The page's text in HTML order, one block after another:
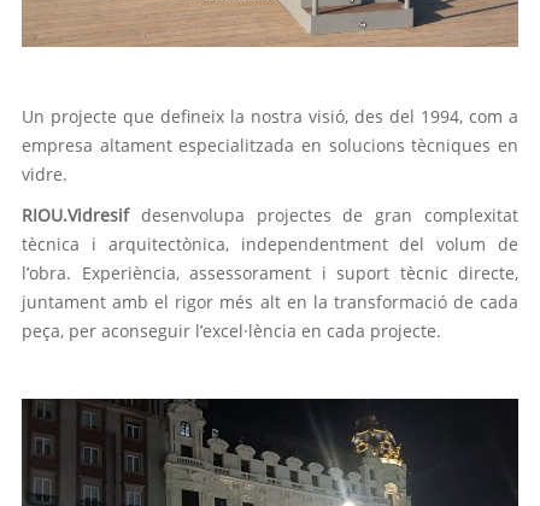
Un projecte que defineix la nostra visió, des del 1994, com a
empresa altament especialitzada en solucions tècniques en
vidre.
RIOU.Vidresifdesenvolupa projectes de gran complexitat
tècnica i arquitectònica, independentment del volum de
l’obra. Experiència, assessorament i suport tècnic directe,
juntament amb el rigor més alt en la transformació de cada
peça, per aconseguir l’excel·lència en cada projecte.